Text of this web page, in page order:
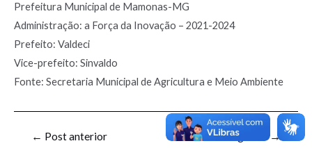
Prefeitura Municipal de Mamonas-MG
Administração: a Força da Inovação – 2021-2024
Prefeito: Valdeci
Vice-prefeito: Sinvaldo
Fonte: Secretaria Municipal de Agricultura e Meio Ambiente
← Post anterior Post seguinte→